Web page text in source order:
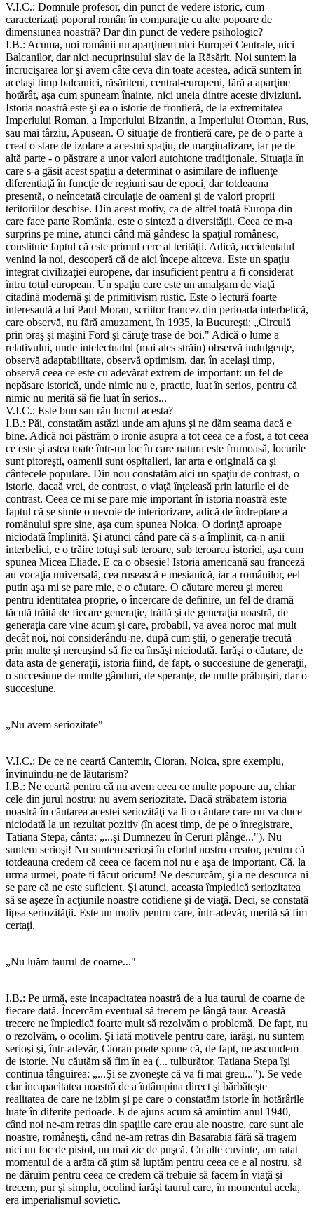
V.I.C.: Domnule profesor, din punct de vedere istoric, cum
caracterizaţi poporul român în comparaţie cu alte popoare de
dimensiunea noastră? Dar din punct de vedere psihologic?
I.B.: Acuma, noi românii nu aparţinem nici Europei Centrale, nici
Balcanilor, dar nici necuprinsului slav de la Răsărit. Noi suntem la
încrucişarea lor şi avem câte ceva din toate acestea, adică suntem în
acelaşi timp balcanici, răsăriteni, central-europeni, fără a aparţine
hotărât, aşa cum spuneam înainte, nici uneia dintre aceste diviziuni.
Istoria noastră este şi ea o istorie de frontieră, de la extremitatea
Imperiului Roman, a Imperiului Bizantin, a Imperiului Otoman, Rus,
sau mai târziu, Apusean. O situaţie de frontieră care, pe de o parte a
creat o stare de izolare a acestui spaţiu, de marginalizare, iar pe de
altă parte - o păstrare a unor valori autohtone tradiţionale. Situaţia în
care s-a găsit acest spaţiu a determinat o asimilare de influenţe
diferentiaţă în funcţie de regiuni sau de epoci, dar totdeauna
presentă, o neîncetată circulaţie de oameni şi de valori proprii
teritoriilor deschise. Din acest motiv, ca de altfel toată Europa din
care face parte România, este o sinteză a diversităţii. Ceea ce m-a
surprins pe mine, atunci când mă gândesc la spaţiul românesc,
constituie faptul că este primul cerc al terităţii. Adică, occidentalul
venind la noi, descoperă că de aici începe altceva. Este un spaţiu
integrat civilizaţiei europene, dar insuficient pentru a fi considerat
întru totul european. Un spaţiu care este un amalgam de viaţă
citadină modernă şi de primitivism rustic. Este o lectură foarte
interesantă a lui Paul Moran, scriitor francez din perioada interbelică,
care observă, nu fără amuzament, în 1935, la Bucureşti: „Circulă
prin oraş şi maşini Ford şi căruţe trase de boi." Adică o lume a
relativului, unde intelectualul (mai ales străin) observă indulgenţe,
observă adaptabilitate, observă optimism, dar, în acelaşi timp,
observă ceea ce este cu adevărat extrem de important: un fel de
nepăsare istorică, unde nimic nu e, practic, luat în serios, pentru că
nimic nu merită să fie luat în serios...
V.I.C.: Este bun sau rău lucrul acesta?
I.B.: Păi, constatăm astăzi unde am ajuns şi ne dăm seama dacă e
bine. Adică noi păstrăm o ironie asupra a tot ceea ce a fost, a tot ceea
ce este şi astea toate într-un loc în care natura este frumoasă, locurile
sunt pitoreşti, oamenii sunt ospitalieri, iar arta e originală ca şi
cântecele populare. Din nou constatăm aici un spaţiu de contrast, o
istorie, dacaă vrei, de contrast, o viaţă înţeleasă prin laturile ei de
contrast. Ceea ce mi se pare mie important în istoria noastră este
faptul că se simte o nevoie de interiorizare, adică de îndreptare a
românului spre sine, aşa cum spunea Noica. O dorinţă aproape
niciodată împlinită. Şi atunci când pare că s-a împlinit, ca-n anii
interbelici, e o trăire totuşi sub teroare, sub teroarea istoriei, aşa cum
spunea Micea Eliade. E ca o obsesie! Istoria americană sau franceză
au vocaţia universală, cea rusească e mesianică, iar a românilor, eel
putin aşa mi se pare mie, e o căutare. O căutare mereu şi mereu
pentru identitatea proprie, o încercare de definire, un fel de dramă
tăcută trăită de fiecare generaţie, trăită şi de generaţia noastră, de
generaţia care vine acum şi care, probabil, va avea noroc mai mult
decât noi, noi considerându-ne, după cum ştii, o generaţie trecută
prin multe şi nereuşind să fie ea însăşi niciodată. Iarăşi o căutare, de
data asta de generaţii, istoria fiind, de fapt, o succesiune de generaţii,
o succesiune de multe gânduri, de speranţe, de multe prăbuşiri, dar o
succesiune.
„Nu avem seriozitate"
V.I.C.: De ce ne ceartă Cantemir, Cioran, Noica, spre exemplu,
învinuindu-ne de lăutarism?
I.B.: Ne ceartă pentru că nu avem ceea ce multe popoare au, chiar
cele din jurul nostru: nu avem seriozitate. Dacă străbatem istoria
noastră în căutarea acestei seriozităţi va fi o căutare care nu va duce
niciodată la un rezultat pozitiv (în acest timp, de pe o înregistrare,
Tatiana Stepa, cânta: „...şi Dumnezeu în Ceruri plânge..."). Nu
suntem serioşi! Nu suntem serioşi în efortul nostru creator, pentru că
totdeauna credem că ceea ce facem noi nu e aşa de important. Că, la
urma urmei, poate fi făcut oricum! Ne descurcăm, şi a ne descurca ni
se pare că ne este suficient. Şi atunci, aceasta împiedică seriozitatea
să se aşeze în acţiunile noastre cotidiene şi de viaţă. Deci, se constată
lipsa seriozităţii. Este un motiv pentru care, într-adevăr, merită să fim
certaţi.
„Nu luăm taurul de coarne..."
I.B.: Pe urmă, este incapacitatea noastră de a lua taurul de coarne de
fiecare dată. Încercăm eventual să trecem pe lângă taur. Această
trecere ne împiedică foarte mult să rezolvăm o problemă. De fapt, nu
o rezolvăm, o ocolim. Şi iată motivele pentru care, iarăşi, nu suntem
serioşi şi, într-adevăr, Cioran poate spune că, de fapt, ne ascundem
de istorie. Nu căutăm să fim în ea (... tulburător, Tatiana Stepa îşi
continua tânguirea: „...Şi se zvoneşte că va fi mai greu..."). Se vede
clar incapacitatea noastră de a întâmpina direct şi bărbăteşte
realitatea de care ne izbim şi pe care o constatăm istorie în hotărârile
luate în diferite perioade. E de ajuns acum să amintim anul 1940,
când noi ne-am retras din spaţiile care erau ale noastre, care sunt ale
noastre, româneşti, când ne-am retras din Basarabia fără să tragem
nici un foc de pistol, nu mai zic de puşcă. Cu alte cuvinte, am ratat
momentul de a arăta că ştim să luptăm pentru ceea ce e al nostru, să
ne dăruim pentru ceea ce credem că trebuie să facem în viaţă şi
trecem, pur şi simplu, ocolind iarăşi taurul care, în momentul acela,
era imperialismul sovietic.